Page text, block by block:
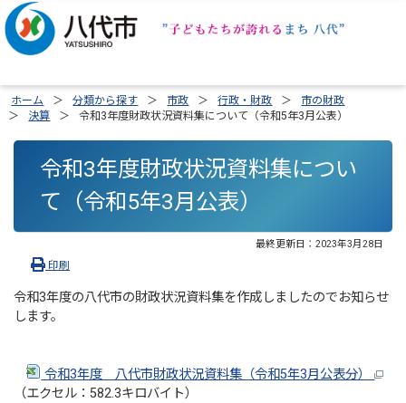
ホーム 分類から探す 市政 行政・財政
市の財政
決算
令和3年度財政状況資料集について（令和5年3月公表）
令和3年度財政状況資料集につい
て（令和5年3月公表）
最終更新日： 2023年3月28日
印刷
令和3年度の八代市の財政状況資料集を作成しましたのでお知らせ
します。
令和3年度 八代市財政状況資料集（令和5年3月公表分）
（エクセル：582.3キロバイト）